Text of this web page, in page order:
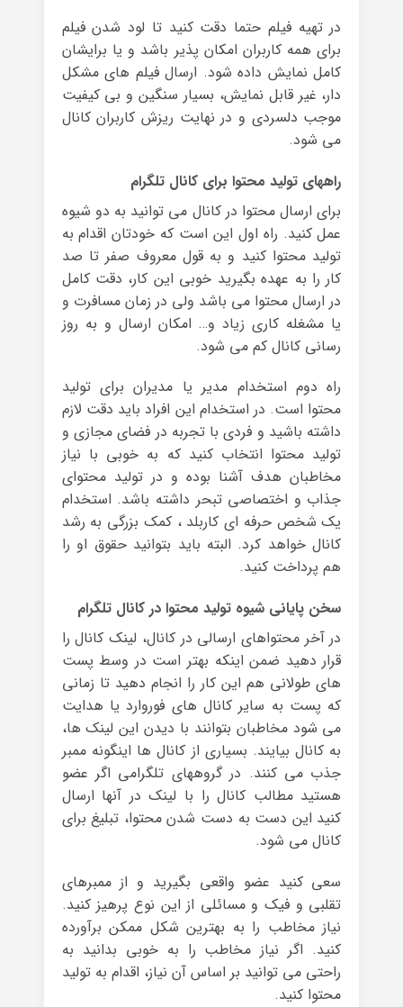
در تهیه فیلم حتما دقت کنید تا لود شدن فیلم
برای همه کاربران امکان پذیر باشد و یا برایشان
کامل نمایش داده شود. ارسال فیلم های مشکل
دار، غیر قابل نمایش، بسیار سنگین و بی کیفیت
موجب دلسردی و در نهایت ریزش کاربران کانال
می شود.
راههای تولید محتوا برای کانال تلگرام
برای ارسال محتوا در کانال می توانید به دو شیوه
عمل کنید. راه اول این است که خودتان اقدام به
تولید محتوا کنید و به قول معروف صفر تا صد
کار را به عهده بگیرید خوبی این کار، دقت کامل
در ارسال محتوا می باشد ولی در زمان مسافرت و
یا مشغله کاری زیاد و… امکان ارسال و به روز
رسانی کانال کم می شود.
راه دوم استخدام مدیر یا مدیران برای تولید
محتوا است. در استخدام این افراد باید دقت لازم
داشته باشید و فردی با تجربه در فضای مجازی و
تولید محتوا انتخاب کنید که به خوبی با نیاز
مخاطبان هدف آشنا بوده و در تولید محتوای
جذاب و اختصاصی تبحر داشته باشد. استخدام
یک شخص حرفه ای کاربلد ، کمک بزرگی به رشد
کانال خواهد کرد. البته باید بتوانید حقوق او را
هم پرداخت کنید.
سخن پایانی شیوه تولید محتوا در کانال تلگرام
در آخر محتواهای ارسالی در کانال، لینک کانال را
قرار دهید ضمن اینکه بهتر است در وسط پست
های طولانی هم این کار را انجام دهید تا زمانی
که پست به سایر کانال های فوروارد یا هدایت
می شود مخاطبان بتوانند با دیدن این لینک ها،
به کانال بیایند. بسیاری از کانال ها اینگونه ممبر
جذب می کنند. در گروههای تلگرامی اگر عضو
هستید مطالب کانال را با لینک در آنها ارسال
کنید این دست به دست شدن محتوا، تبلیغ برای
کانال می شود.
سعی کنید عضو واقعی بگیرید و از ممبرهای
تقلبی و فیک و مسائلی از این نوع پرهیز کنید.
نیاز مخاطب را به بهترین شکل ممکن برآورده
کنید. اگر نیاز مخاطب را به خوبی بدانید به
راحتی می توانید بر اساس آن نیاز، اقدام به تولید
محتوا کنید.